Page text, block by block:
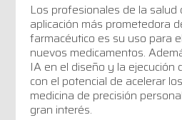
Los profesionales de la salud
aplicación más prometedora
farmacéutico es su uso para
nuevos medicamentos.
IA en el diseño y la ejecución
con el potencial de acelerar
medicina de precisión
gran interés.